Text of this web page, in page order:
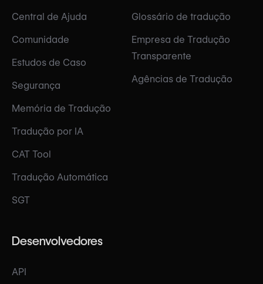
Central de Ajuda
Comunidade
Estudos de Caso
Segurança
Memória de Tradução
Tradução por IA
CAT Tool
Tradução Automática
SGT
Glossário de tradução
Empresa de Tradução
Transparente
Agências de Tradução
Desenvolvedores
API